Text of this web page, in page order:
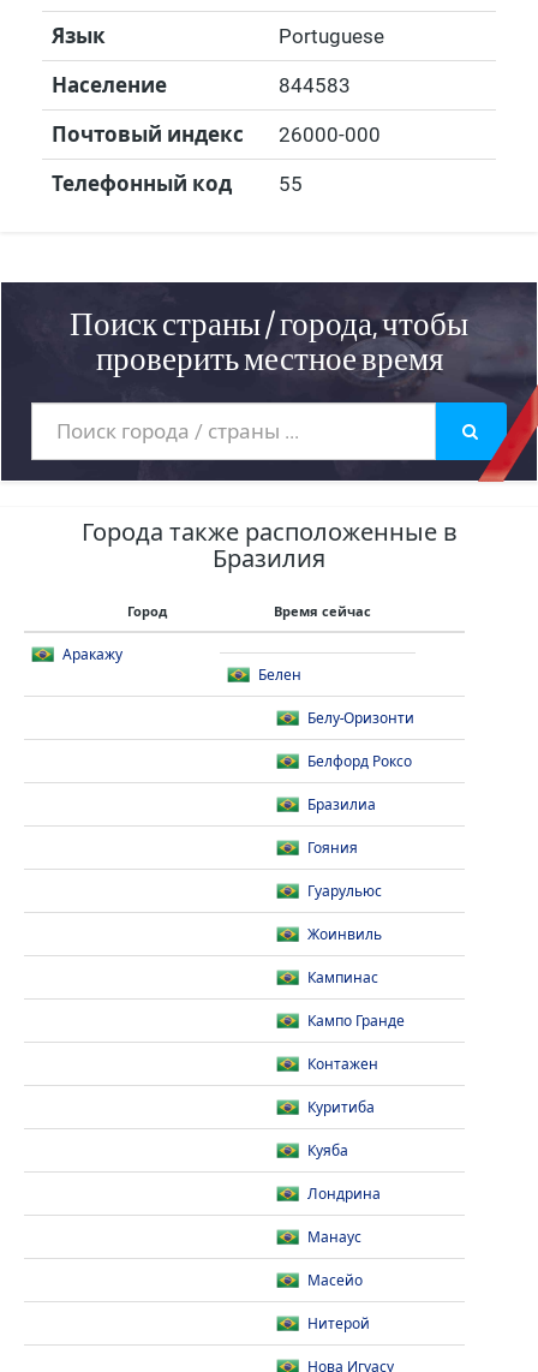
Язык Portuguese
Население 844583
Почтовый индекс 26000-000
Телефонный код 55
Поиск страны / города, чтобы
проверить местное время
Города также расположенные в
Бразилия
Город Время сейчас
Аракажу
Белен
Белу-Оризонти
Белфорд Роксо
Бразилиа
Гояния
Гуарульюс
Жоинвиль
Кампинас
Кампо Гранде
Контажен
Куритиба
Куяба
Лондрина
Манаус
Масейо
Нитерой
Нова Игуасу